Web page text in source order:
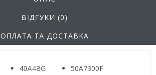
ВІДГУКИ (0)
ОПЛАТА ТА ДОСТАВКА
40А4BG
50A7300F